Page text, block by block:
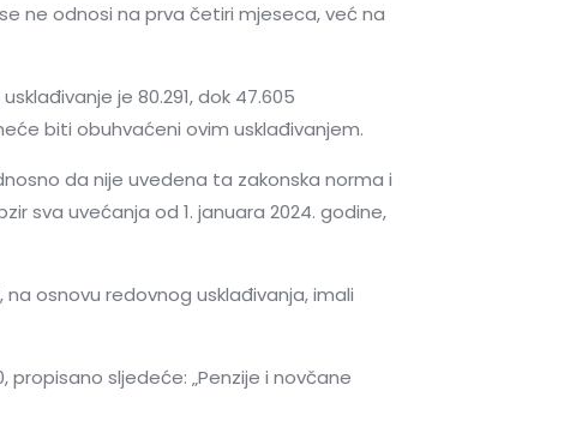
ne odnosi na prva četiri mjeseca, već na
je 80.291, dok 47.605
biti obuhvaćeni ovim usklađivanjem.
da nije uvedena ta zakonska norma i
sva uvećanja od 1. januara 2024. godine,
osnovu redovnog usklađivanja, imali
propisano sljedeće: „Penzije i novčane